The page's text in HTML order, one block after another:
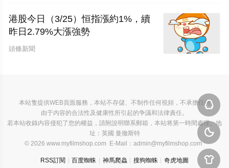
港股今日（3/25）恒指漲約1%，續
昨日2.79%大漲強勢
頭條新聞



本站隻提供WEB頁面服務，本站不存儲、不制作任何視頻，不承擔任何
由于内容的合法性及健康性所引起的争議和法律責任。
若本站收錄内容侵犯了您的權益，請附說明聯系郵箱，本站将第一時間處理。地
址：英國 曼徹斯特
© 2026 www.myfilmshop.com E-Mail：admin@myfilmshop.com
RSS訂閱 百度蜘蛛 神馬爬蟲 搜狗蜘蛛 奇虎地圖